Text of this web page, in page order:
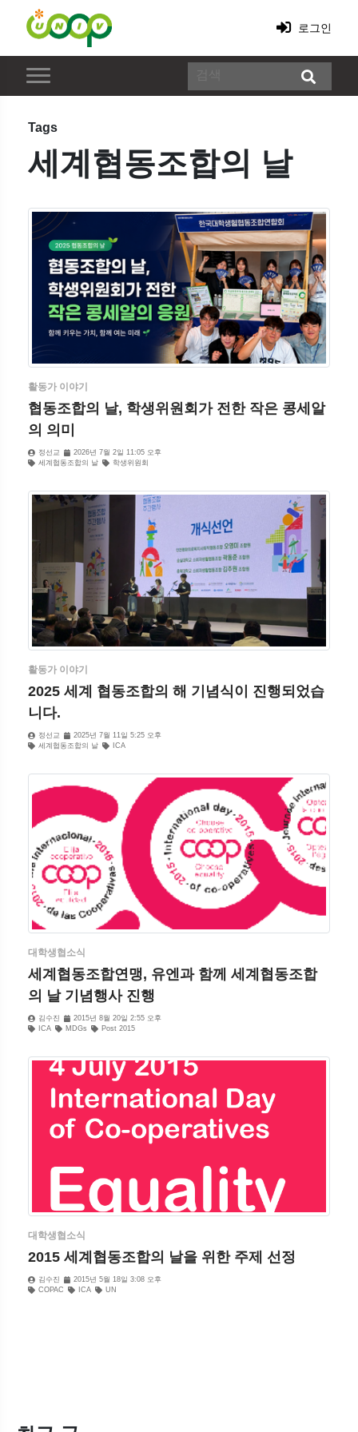
로그인
Tags
세계협동조합의 날
활동가 이야기
협동조합의 날, 학생위원회가 전한 작은 콩세알
의 의미
정선교
2026년 7월 2일 11:05 오후
세계협동조합의 날
학생위원회
활동가 이야기
2025 세계 협동조합의 해 기념식이 진행되었습
니다.
정선교
2025년 7월 11일 5:25 오후
세계협동조합의 날
ICA
대학생협소식
세계협동조합연맹, 유엔과 함께 세계협동조합
의 날 기념행사 진행
김수진
2015년 8월 20일 2:55 오후
ICA
MDGs Post 2015
대학생협소식
2015 세계협동조합의 날을 위한 주제 선정
김수진
2015년 5월 18일 3:08 오후
COPAC
ICA UN